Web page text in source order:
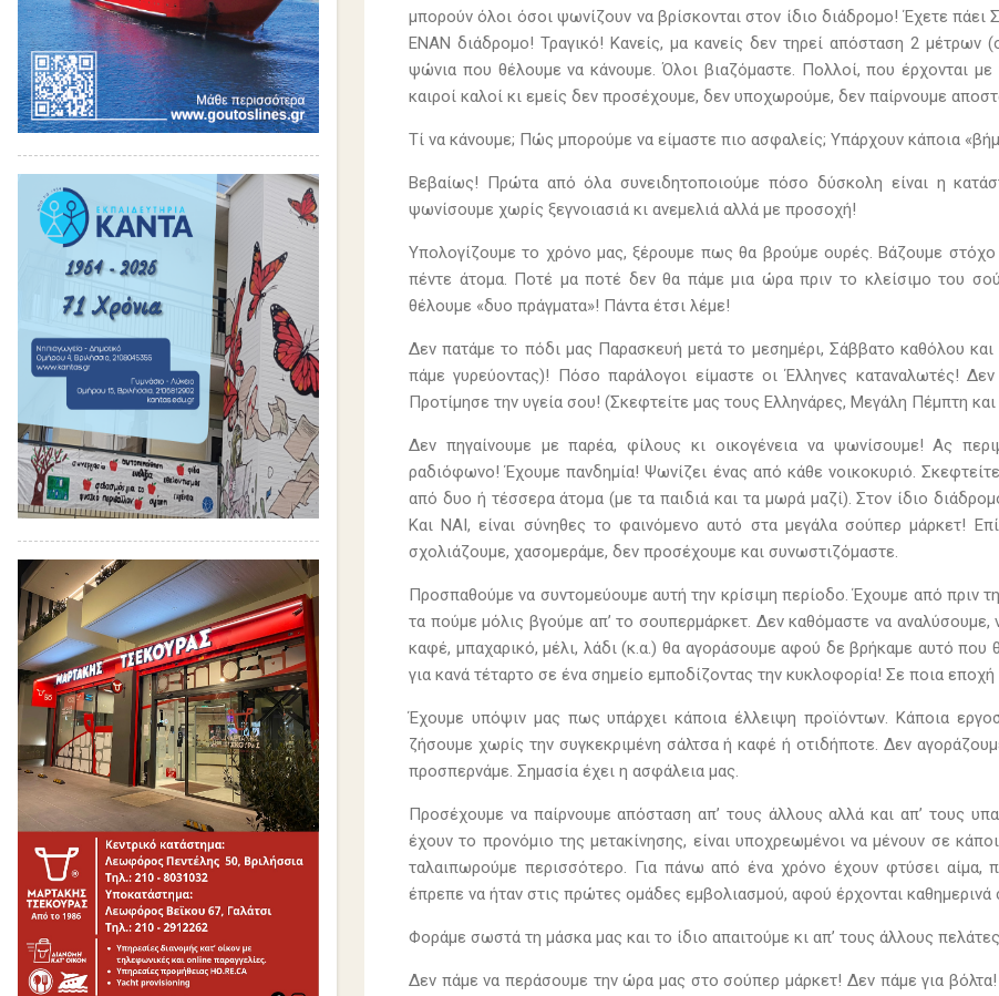
μπορούν όλοι όσοι ψωνίζουν να βρίσκονται στον ίδιο διάδρομο! Έχετε
ΕΝΑΝ διάδρομο! Τραγικό! Κανείς, μα κανείς δεν τηρεί απόσταση 2
ψώνια που θέλουμε να κάνουμε. Όλοι βιαζόμαστε. Πολλοί, που έρχονται
καιροί καλοί κι εμείς δεν προσέχουμε, δεν υποχωρούμε, δεν παίρνουμε
Τί να κάνουμε; Πώς μπορούμε να είμαστε πιο ασφαλείς; Υπάρχουν κάποια
Βεβαίως! Πρώτα από όλα συνειδητοποιούμε πόσο δύσκολη είναι η
ψωνίσουμε χωρίς ξεγνοιασιά κι ανεμελιά αλλά με προσοχή!
Υπολογίζουμε το χρόνο μας, ξέρουμε πως θα βρούμε ουρές. Βάζουμε
πέντε άτομα. Ποτέ μα ποτέ δεν θα πάμε μια ώρα πριν το κλείσιμο του
θέλουμε «δυο πράγματα»! Πάντα έτσι λέμε!
Δεν πατάμε το πόδι μας Παρασκευή μετά το μεσημέρι, Σάββατο καθόλου
πάμε γυρεύοντας)! Πόσο παράλογοι είμαστε οι Έλληνες καταναλωτές!
Προτίμησε την υγεία σου! (Σκεφτείτε μας τους Ελληνάρες, Μεγάλη Πέμπτη
Δεν πηγαίνουμε με παρέα, φίλους κι οικογένεια να ψωνίσουμε! Ας
ραδιόφωνο! Έχουμε πανδημία! Ψωνίζει ένας από κάθε νοικοκυριό. Σκεφτείτε
από δυο ή τέσσερα άτομα (με τα παιδιά και τα μωρά μαζί). Στον ίδιο
Και ΝΑΙ, είναι σύνηθες το φαινόμενο αυτό στα μεγάλα σούπερ μάρκετ!
σχολιάζουμε, χασομεράμε, δεν προσέχουμε και συνωστιζόμαστε.
Προσπαθούμε να συντομεύουμε αυτή την κρίσιμη περίοδο. Έχουμε από πριν
τα πούμε μόλις βγούμε απ’ το σουπερμάρκετ. Δεν καθόμαστε να
καφέ, μπαχαρικό, μέλι, λάδι (κ.α.) θα αγοράσουμε αφού δε βρήκαμε αυτό
για κανά τέταρτο σε ένα σημείο εμποδίζοντας την κυκλοφορία! Σε ποια εποχή
Έχουμε υπόψιν μας πως υπάρχει κάποια έλλειψη προϊόντων. Κάποια
ζήσουμε χωρίς την συγκεκριμένη σάλτσα ή καφέ ή οτιδήποτε. Δεν
προσπερνάμε. Σημασία έχει η ασφάλεια μας.
Προσέχουμε να παίρνουμε απόσταση απ’ τους άλλους αλλά και απ’ τους
έχουν το προνόμιο της μετακίνησης, είναι υποχρεωμένοι να μένουν σε
ταλαιπωρούμε περισσότερο. Για πάνω από ένα χρόνο έχουν φτύσει
έπρεπε να ήταν στις πρώτες ομάδες εμβολιασμού, αφού έρχονται
Φοράμε σωστά τη μάσκα μας και το ίδιο απαιτούμε κι απ’ τους άλλους
Δεν πάμε να περάσουμε την ώρα μας στο σούπερ μάρκετ! Δεν πάμε για